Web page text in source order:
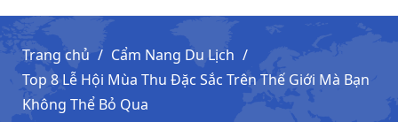
Trang chủ
Cẩm Nang Du Lịch
Top 8 Lễ Hội Mùa Thu Đặc Sắc Trên Thế Giới Mà Bạn
Không Thể Bỏ Qua